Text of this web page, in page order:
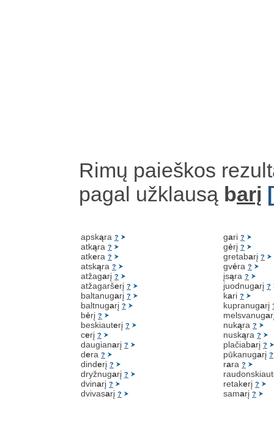
Rimų paieškos
pagal užklausą barį
apskąra ?
atkąra ?
atkera ?
atskąra ?
atžagarį ?
atžagaršerį ?
baltanugarį ?
baltnugarį ?
bėrį ?
beskiauterį ?
cerį ?
daugianarį ?
dera ?
dinderį ?
dryžnugarį ?
dvinarį ?
dvivasarį ?
gari ?
gėrį ?
gretabarį ?
gvėra ?
įsąra ?
juodnugarį ?
kari ?
kupranugarį
melsvanuga
nukąra ?
nuskąra ?
plačiabarį ?
pūkanugarį ?
rara ?
raudonskiaut
retakerį ?
samarį ?